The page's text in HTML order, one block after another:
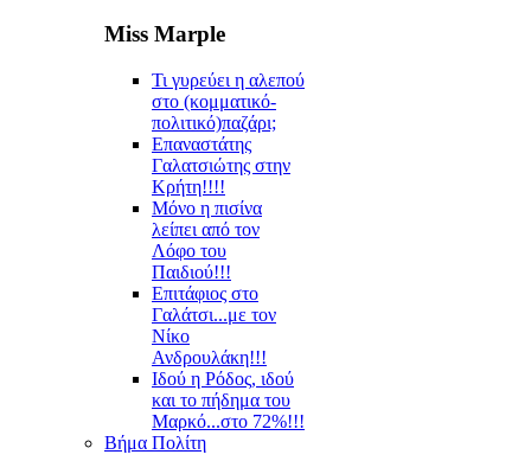
Miss Marple
Τι γυρεύει η αλεπού
στο (κομματικό-
πολιτικό)παζάρι;
Επαναστάτης
Γαλατσιώτης στην
Κρήτη!!!!
Μόνο η πισίνα
λείπει από τον
Λόφο του
Παιδιού!!!
Επιτάφιος στο
Γαλάτσι...με τον
Νίκο
Ανδρουλάκη!!!
Ιδού η Ρόδος, ιδού
και το πήδημα του
Μαρκό...στο 72%!!!
Βήμα Πολίτη